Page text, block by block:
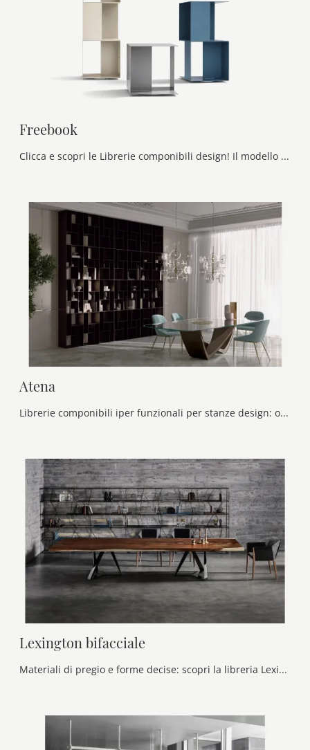
Freebook
Clicca e scopri le Librerie componibili design! Il modello Freebook Novamobili saprà ultimare un living operativo e pratico.
Atena
Librerie componibili iper funzionali per stanze design: ottieni informazioni sul modello Atena della marca Bontempi!
Lexington bifacciale
Materiali di pregio e forme decise: scopri la libreria Lexington bifacciale di Bontempi tra le più originali Librerie design divisorie.